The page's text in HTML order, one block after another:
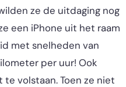
ze de uitdaging nog
een iPhone uit het raam
met snelheden van
per uur! Ook
volstaan. Toen ze niet